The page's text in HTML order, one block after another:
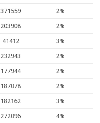
371559 2%
203908 2%
41412 3%
232943 2%
177944 2%
187078 2%
182162 3%
272096 4%